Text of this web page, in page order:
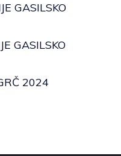
GASILSKO
GASILSKO
2024